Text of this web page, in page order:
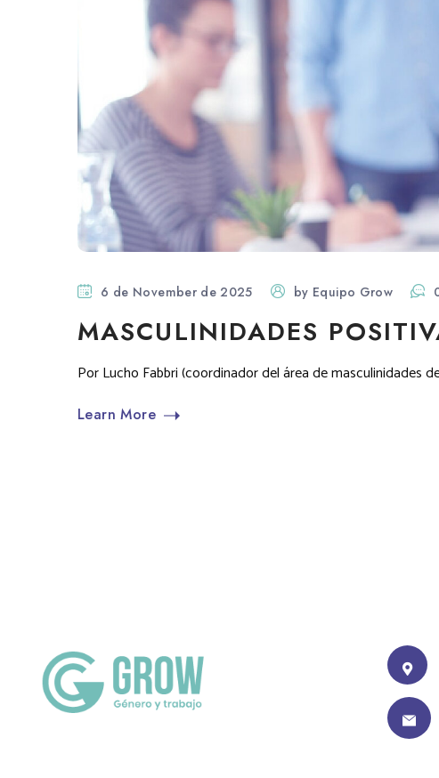
6 de November de 2025 by Equipo Grow
MASCULINIDADES
Por Lucho Fabbri (coordinador del área de masculinidades
Learn More